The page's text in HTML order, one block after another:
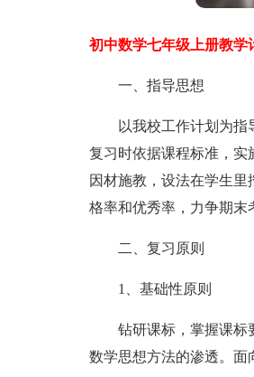
初中数学七年级上册教学
一、指导思想
以我校工作计划为指导
复习时依据课程标准，实
因材施教，设法在学生
格率和优秀率，力争期末
二、复习原则
1、基础性原则
钻研课标，掌握课标要
数学思想方法的渗透。面